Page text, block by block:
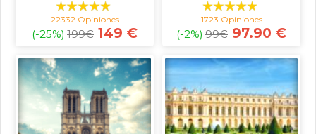
22332 Opiniones
(-25%) 199€ 149 €
1723 Opiniones
(-2%) 99€ 97.90 €